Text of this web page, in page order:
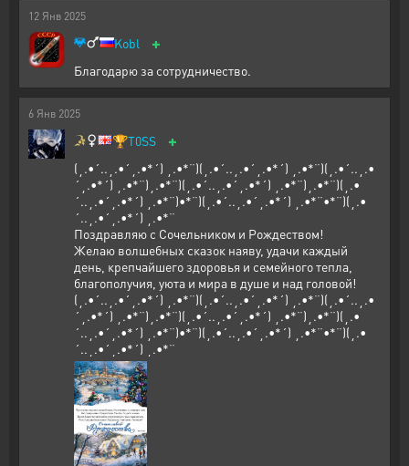
12 Янв 2025
Kobl +
Благодарю за сотрудничество.
6 Янв 2025
🏆T0SS +
(¸.•´..¸.•´¸.•*´) ¸.•*¨)(¸.•´..¸.•´¸.•*´) ¸.•*¨)(¸.•´..¸.•
´¸.•*´) ¸.•*¨)¸.•*¨)(¸.•´..¸.•´¸.•*´) ¸.•*¨)¸.•*¨)(¸.•
´..¸.•´¸.•*´) ¸.•*¨)•*¨)(¸.•´..¸.•´¸.•*´) ¸.•*¨•*¨)(¸.•
´..¸.•´¸.•*´) ¸.•*¨
Поздравляю с Сочельником и Рождеством!
Желаю волшебных сказок наяву, удачи каждый
день, крепчайшего здоровья и семейного тепла,
благополучия, уюта и мира в душе и над головой!
(¸.•´..¸.•´¸.•*´) ¸.•*¨)(¸.•´..¸.•´¸.•*´) ¸.•*¨)(¸.•´..¸.•
´¸.•*´) ¸.•*¨)¸.•*¨)(¸.•´..¸.•´¸.•*´) ¸.•*¨)¸.•*¨)(¸.•
´..¸.•´¸.•*´) ¸.•*¨)•*¨)(¸.•´..¸.•´¸.•*´) ¸.•*¨•*¨)(¸.•
´..¸.•´¸.•*´) ¸.•*¨